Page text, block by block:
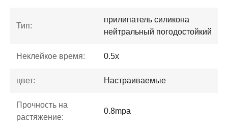
Тип:
прилипатель силикона
нейтральный погодостойкий
Неклейкое время: 0.5х
цвет: Настраиваемые
Прочность на
растяжение:
0.8mpa